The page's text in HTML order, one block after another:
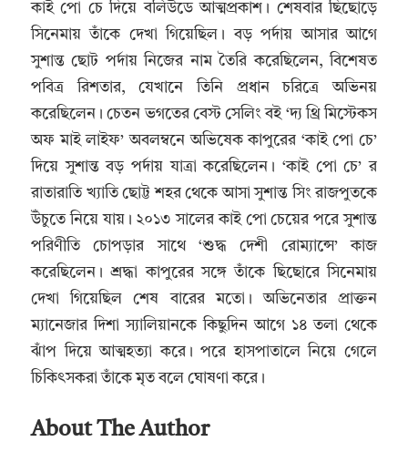
কাই পো চে দিয়ে বলিউডে আত্মপ্রকাশ। শেষবার ছিছোড়ে
সিনেমায় তাঁকে দেখা গিয়েছিল। বড় পর্দায় আসার আগে
সুশান্ত ছোট পর্দায় নিজের নাম তৈরি করেছিলেন, বিশেষত
পবিত্র রিশতার, যেখানে তিনি প্রধান চরিত্রে অভিনয়
করেছিলেন। চেতন ভগতের বেস্ট সেলিং বই ‘দ্য থ্রি মিস্টেকস
অফ মাই লাইফ’ অবলম্বনে অভিষেক কাপুরের ‘কাই পো চে’
দিয়ে সুশান্ত বড় পর্দায় যাত্রা করেছিলেন। ‘কাই পো চে’ র
রাতারাতি খ্যাতি ছোট্ট শহর থেকে আসা সুশান্ত সিং রাজপুতকে
উঁচুতে নিয়ে যায়। ২০১৩ সালের কাই পো চেয়ের পরে সুশান্ত
পরিণীতি চোপড়ার সাথে ‘শুদ্ধ দেশী রোম্যান্সে’ কাজ
করেছিলেন। শ্রদ্ধা কাপুরের সঙ্গে তাঁকে ছিছোরে সিনেমায়
দেখা গিয়েছিল শেষ বারের মতো। অভিনেতার প্রাক্তন
ম্যানেজার দিশা স্যালিয়ানকে কিছুদিন আগে ১৪ তলা থেকে
ঝাঁপ দিয়ে আত্মহত্যা করে। পরে হাসপাতালে নিয়ে গেলে
চিকিৎসকরা তাঁকে মৃত বলে ঘোষণা করে।
About The Author